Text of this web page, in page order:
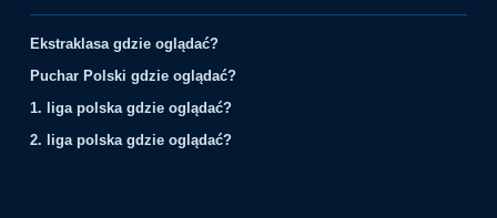
Ekstraklasa gdzie oglądać?
Puchar Polski gdzie oglądać?
1. liga polska gdzie oglądać?
2. liga polska gdzie oglądać?